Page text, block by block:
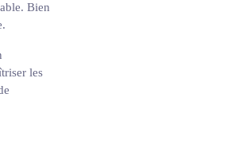
Bien
les